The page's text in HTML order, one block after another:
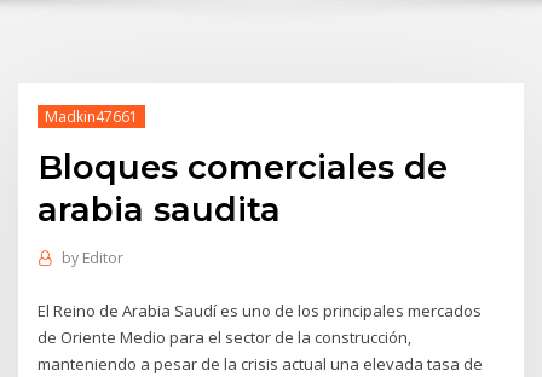
Madkin47661
Bloques comerciales de
arabia saudita
by Editor
El Reino de Arabia Saudí es uno de los principales mercados
de Oriente Medio para el sector de la construcción,
manteniendo a pesar de la crisis actual una elevada tasa de